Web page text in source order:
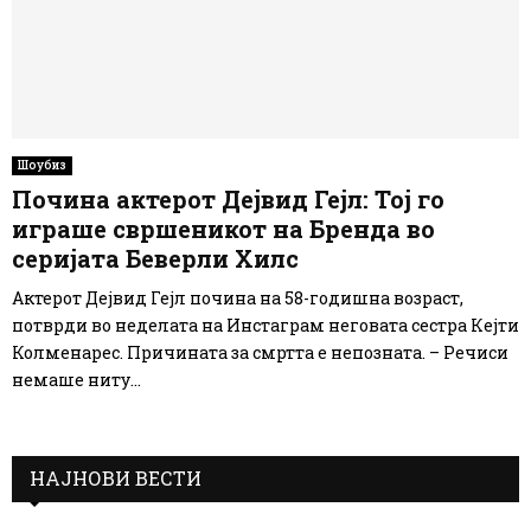
Шоубиз
Почина актерот Дејвид Гејл: Тој го
играше свршеникот на Бренда во
серијата Беверли Хилс
Актерот Дејвид Гејл почина на 58-годишна возраст,
потврди во неделата на Инстаграм неговата сестра Кејти
Колменарес. Причината за смртта е непозната. – Речиси
немаше ниту...
НАЈНОВИ ВЕСТИ